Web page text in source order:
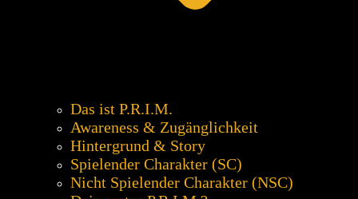
Das ist P.R.I.M.
Awareness & Zugänglichkeit
Hintergrund & Story
Spielender Charakter (SC)
Nicht Spielender Charakter (NSC)